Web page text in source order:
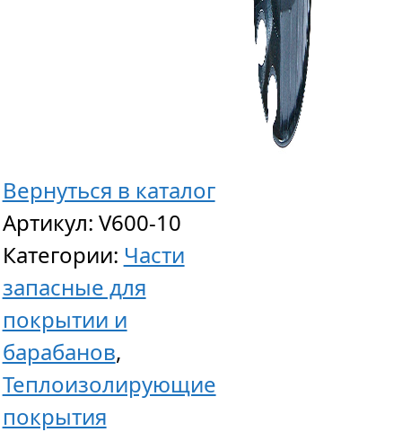
Вернуться в каталог
Артикул: V600-10
Категории: Части
запасные для
покрытии и
барабанов,
Теплоизолирующие
покрытия
ACOE
45,
вал
—